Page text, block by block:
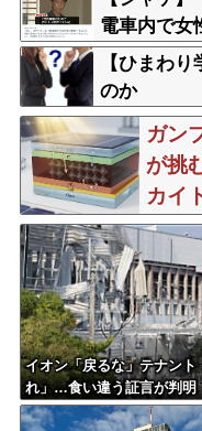
電車内で女
せつ行為
警視庁
【ひまわ
のか
ガン
が挑
カイ
イオン「戻るな」テナント
れ」…食い違う証言が判明